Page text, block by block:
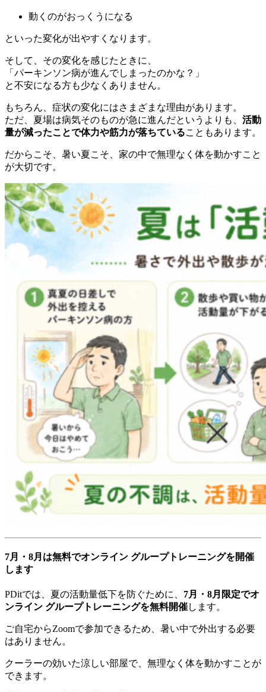
動くのがおっくうになる
といった変化が出やすくなります。
そして、その変化を感じたときに、
「パーキンソン病が進んでしまったのかな？」
と不安になる方も少なくありません。
もちろん、症状の変化にはさまざまな理由があります。
ただ、夏場は病気そのものが急に進んだというよりも、 活動
量が減ったことで体力や筋力が落ちていることもあります。
だからこそ、暑い夏こそ、家の中で無理なく体を動かすこと
が大切です。
7月・8月は無料でオンライン グループトレーニングを開催
します
PDitでは、夏の活動量低下を防ぐために、 7月・8月限定でオ
ンライン グループトレーニングを無料開催します。
ご自宅からZoomで参加できるため、暑い中で外出する必要
はありません。
クーラーの効いた涼しい部屋で、無理なく体を動かすことが
できます。